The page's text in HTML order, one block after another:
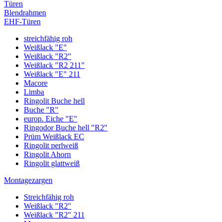
Türen
Blendrahmen
EHF-Türen
streichfähig roh
Weißlack "E"
Weißlack "R2"
Weißlack "R2 211"
Weißlack "E" 211
Macore
Limba
Ringolit Buche hell
Buche "R"
europ. Eiche "E"
Ringodor Buche hell "R2"
Prüm Weißlack EC
Ringolit perlweiß
Ringolit Ahorn
Ringolit glattweiß
Montagezargen
Streichfähig roh
Weißlack "R2"
Weißlack "R2" 211